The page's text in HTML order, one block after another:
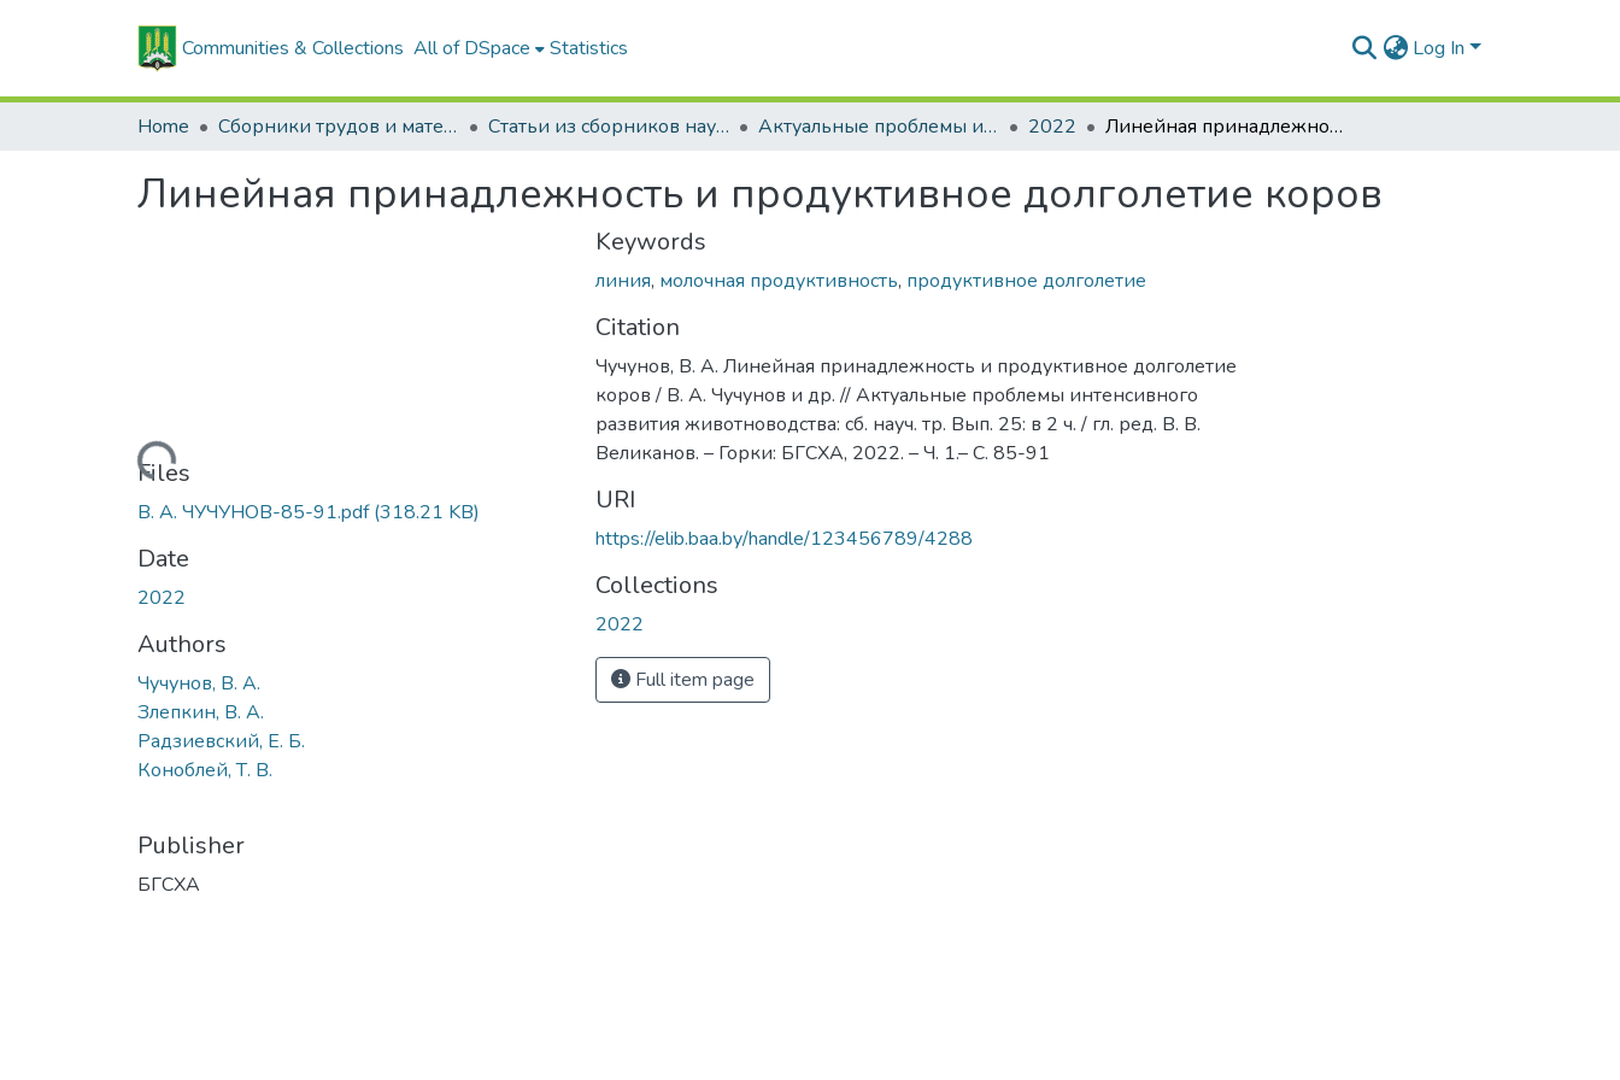
Communities & Collections All of DSpace Statistics Log In
Home Сборники трудов и материалов конференций Статьи из сборников научных трудов Актуальные проблемы интенсивного развития животноводства: сб. науч. тр. 2022 Линейная принадлежность и продуктивное долголетие коров
Линейная принадлежность и продуктивное долголетие коров
Loading...
Files
В. А. ЧУЧУНОВ-85-91.pdf(318.21 KB)
Date
2022
Authors
Чучунов, В. А.
Злепкин, В. А.
Радзиевский, Е. Б.
Коноблей, Т. В.
Publisher
БГСХА
Keywords
линия, молочная продуктивность, продуктивное долголетие
Citation
Чучунов, В. А. Линейная принадлежность и продуктивное долголетие
коров / В. А. Чучунов и др. // Актуальные проблемы интенсивного
развития животноводства: сб. науч. тр. Вып. 25: в 2 ч. / гл. ред. В. В.
Великанов. – Горки: БГСХА, 2022. – Ч. 1.– С. 85-91
URI
https://elib.baa.by/handle/123456789/4288
Collections
2022
Full item page